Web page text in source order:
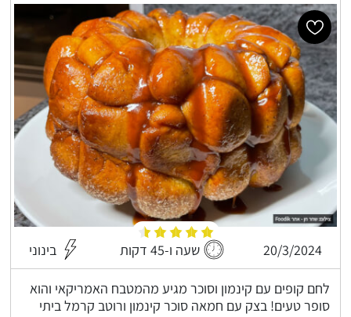
20/3/2024 שעה ו-45 דקות בינוני
לחם קופים עם קינמון וסוכר מגיע מהמטבח האמריקאי והוא
סופר טעים! בצק עם חמאה סוכר קינמון ורוטב קרמל ביתי